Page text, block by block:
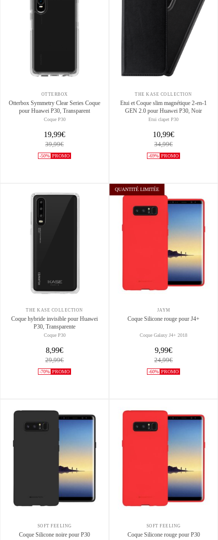
OTTERBOX
Otterbox Symmetry Clear Series Coque
pour Huawei P30, Transparent
Coque P30
19,99€
39,99€
-50% PROMO
THE KASE COLLECTION
Etui et Coque slim magnétique 2-en-1
GEN 2.0 pour Huawei P30, Noir
Etui clapet P30
10,99€
34,99€
-69% PROMO
THE KASE COLLECTION
Coque hybride invisible pour Huawei
P30, Transparente
Coque P30
8,99€
29,99€
-70% PROMO
QUANTITÉ LIMITÉE
JAYM
Coque Silicone rouge pour J4+
Coque Galaxy J4+ 2018
9,99€
24,99€
-60% PROMO
SOFT FEELING
Coque Silicone noire pour P30
SOFT FEELING
Coque Silicone rouge pour P30